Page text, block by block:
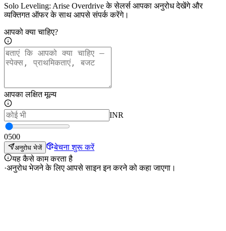
Solo Leveling: Arise Overdrive के सेलर्स आपका अनुरोध देखेंगे और
व्यक्तिगत ऑफर के साथ आपसे संपर्क करेंगे।
आपको क्या चाहिए?
आपका लक्षित मूल्य
INR
0500
अनुरोध भेजें
बेचना शुरू करें
यह कैसे काम करता है
·अनुरोध भेजने के लिए आपसे साइन इन करने को कहा जाएगा।